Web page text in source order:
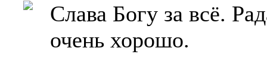
Слава Богу за всё.
очень хорошо.